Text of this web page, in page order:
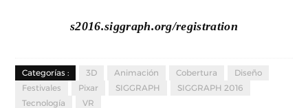
s2016.siggraph.org/registration
Categorías : 3D Animación Cobertura
Diseño
Festivales
Pixar SIGGRAPH
SIGGRAPH 2016
Tecnología
VR